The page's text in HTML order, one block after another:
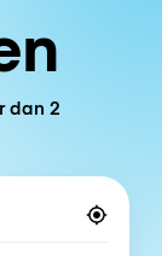
dan 2